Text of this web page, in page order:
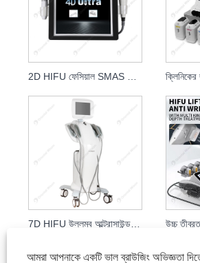
7D HIFU উল্লম্ব আল্ট্রাসাউন্ড আল্ট্রাফর্মার Smas মুখ শক্ত করা
আমরা আপনাকে একটি ভাল ব্রাউজিং অভিজ্ঞতা